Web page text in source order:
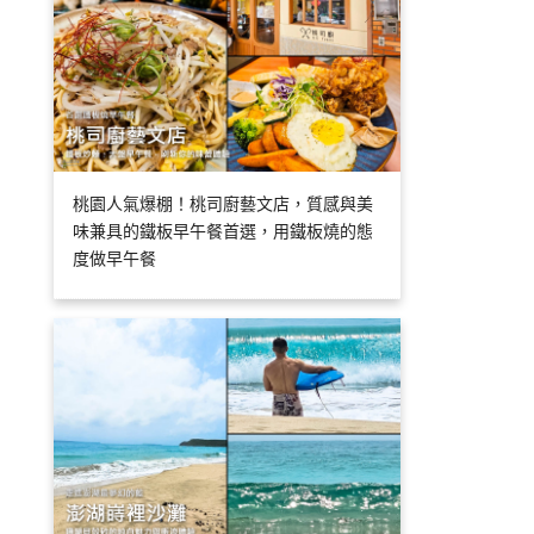
桃園人氣爆棚！桃司廚藝文店，質感與美
味兼具的鐵板早午餐首選，用鐵板燒的態
度做早午餐